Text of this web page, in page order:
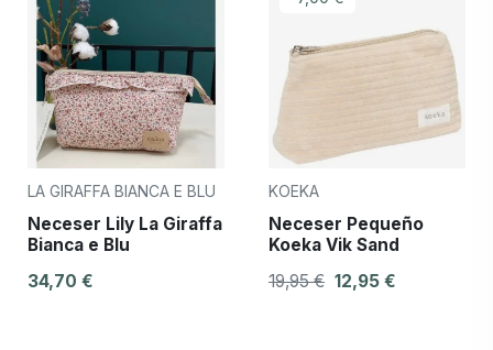
LA GIRAFFA BIANCA E BLU
Neceser Lily La Giraffa
Bianca e Blu
34,70 €
KOEKA
Neceser Pequeño
Koeka Vik Sand
19,95 € 12,95 €